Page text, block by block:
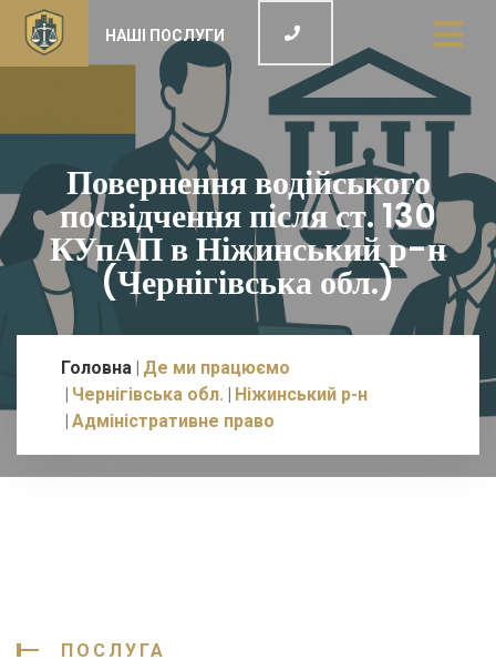
НАШІ ПОСЛУГИ
Повернення водійського
посвідчення після ст. 130
КУпАП в Ніжинський р-н
(Чернігівська обл.)
Головна Де ми працюємо
Чернігівська обл.
Ніжинський р-н
Адміністративне право
ПОСЛУГА